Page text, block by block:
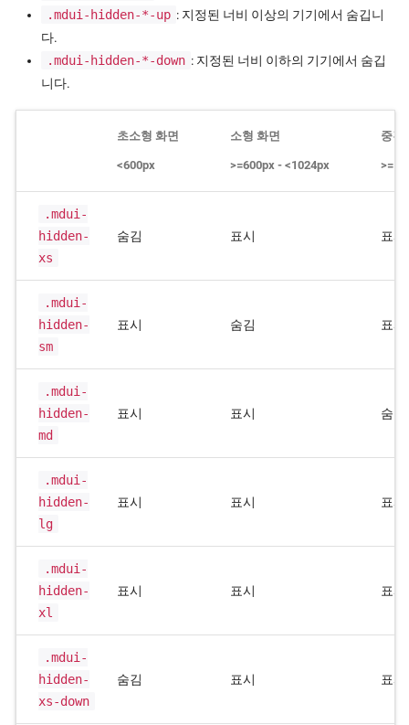
.mdui-hidden-*-up : 지정된 너비 이상의 기기에서 숨깁니
다.
.mdui-hidden-*-down : 지정된 너비 이하의 기기에서 숨깁
니다.
초소형 화면
<600px
소형 화면
>=600px - <1024px
중간
.mdui-
hidden-
xs
숨김 표시 표시
.mdui-
hidden-
sm
표시 숨김 표시
.mdui-
hidden-
md
표시 표시 숨김
.mdui-
hidden-
lg
표시 표시 표시
.mdui-
hidden-
xl
표시 표시 표시
.mdui-
hidden-
xs-down
숨김 표시 표시